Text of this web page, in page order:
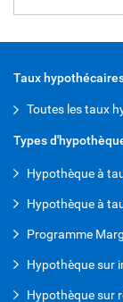
Taux
Toutes les taux
Types
Hypothèque à
Hypothèque à
Programme
Hypothèque sur
Hypothèque sur